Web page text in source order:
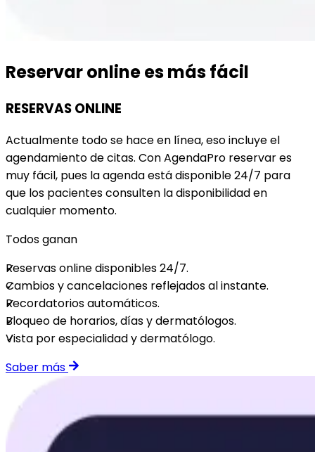
Reservar online es más fácil
RESERVAS ONLINE
Actualmente todo se hace en línea, eso incluye el
agendamiento de citas. Con AgendaPro reservar es
muy fácil, pues la agenda está disponible 24/7 para
que los pacientes consulten la disponibilidad en
cualquier momento.
Todos ganan
Reservas online disponibles 24/7.
Cambios y cancelaciones reflejados al instante.
Recordatorios automáticos.
Bloqueo de horarios, días y dermatólogos.
Vista por especialidad y dermatólogo.
Saber más